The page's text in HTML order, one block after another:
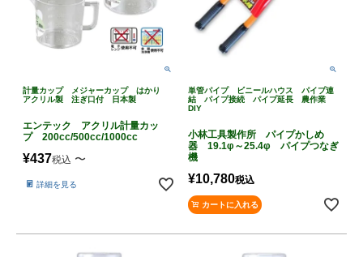
計量カップ メジャーカップ はかり
アクリル製 注ぎ口付 日本製
エンテック アクリル計量カッ
プ 200cc/500cc/1000cc
¥437税込 〜
詳細を見る
単管パイプ ビニールハウス パイプ連
結 パイプ接続 パイプ延長 農作業
DIY
小林工具製作所 パイプかしめ
器 19.1φ～25.4φ パイプつなぎ
機
¥10,780税込
カートに入れる